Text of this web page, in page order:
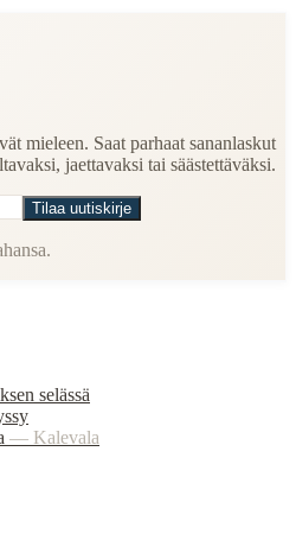
mieleen. Saat parhaat sananlaskut
jaettavaksi tai säästettäväksi.
Tilaa uutiskirje
selässä
— Kalevala